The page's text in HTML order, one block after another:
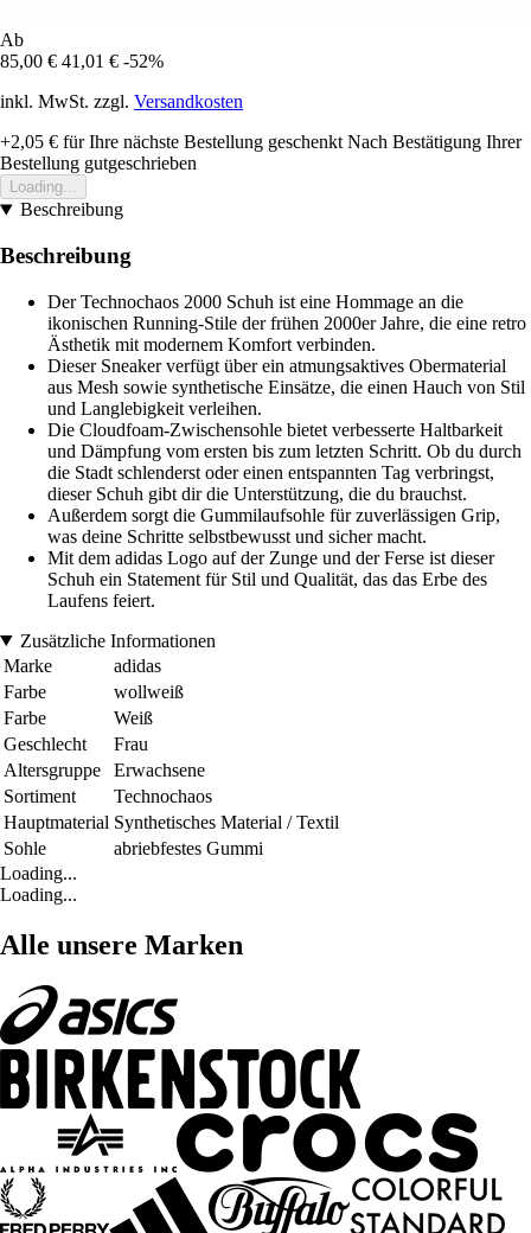
Ab
85,00 € 41,01 € -52%
inkl. MwSt. zzgl. Versandkosten
+2,05 € für Ihre nächste Bestellung geschenkt Nach Bestätigung Ihrer
Bestellung gutgeschrieben
Loading...
Beschreibung
Beschreibung
Der Technochaos 2000 Schuh ist eine Hommage an die
ikonischen Running-Stile der frühen 2000er Jahre, die eine retro
Ästhetik mit modernem Komfort verbinden.
Dieser Sneaker verfügt über ein atmungsaktives Obermaterial
aus Mesh sowie synthetische Einsätze, die einen Hauch von Stil
und Langlebigkeit verleihen.
Die Cloudfoam-Zwischensohle bietet verbesserte Haltbarkeit
und Dämpfung vom ersten bis zum letzten Schritt. Ob du durch
die Stadt schlenderst oder einen entspannten Tag verbringst,
dieser Schuh gibt dir die Unterstützung, die du brauchst.
Außerdem sorgt die Gummilaufsohle für zuverlässigen Grip,
was deine Schritte selbstbewusst und sicher macht.
Mit dem adidas Logo auf der Zunge und der Ferse ist dieser
Schuh ein Statement für Stil und Qualität, das das Erbe des
Laufens feiert.
Zusätzliche Informationen
Marke
adidas
Farbe
wollweiß
Farbe
Weiß
Geschlecht
Frau
Altersgruppe
Erwachsene
Sortiment
Technochaos
Hauptmaterial Synthetisches Material / Textil
Sohle
abriebfestes Gummi
Loading...
Loading...
Alle unsere Marken